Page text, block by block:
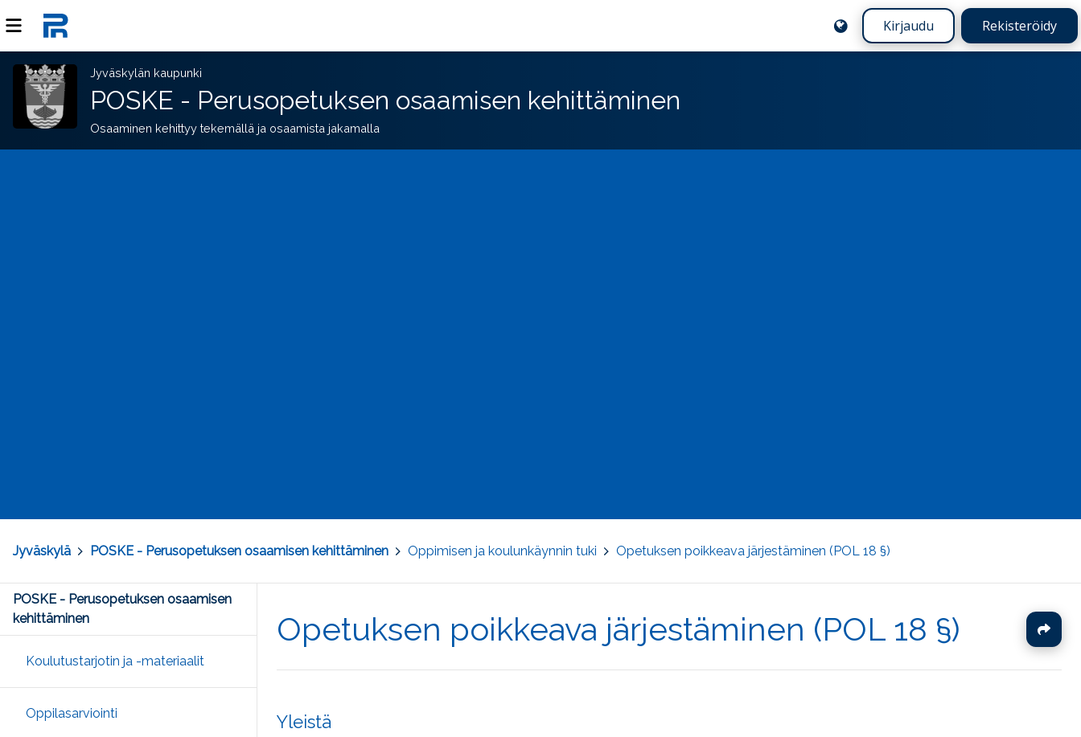
Kirjaudu Rekisteröidy
Jyväskylän kaupunki
POSKE - Perusopetuksen osaamisen kehittäminen
Osaaminen kehittyy tekemällä ja osaamista jakamalla
Jyväskylä POSKE - Perusopetuksen osaamisen kehittäminen Oppimisen ja koulunkäynnin tuki Opetuksen poikkeava järjestäminen (POL 18 §)
Opetuksen poikkeava järjestäminen (POL 18 §)
Yleistä
POSKE - Perusopetuksen osaamisen
kehittäminen
Koulutustarjotin ja -materiaalit
Oppilasarviointi